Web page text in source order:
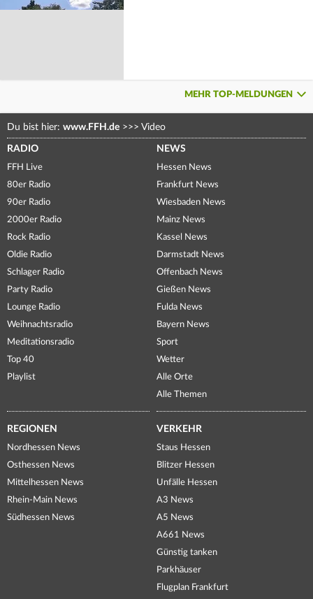
MEHR TOP-MELDUNGEN
Du bist hier: www.FFH.de >>> Video
RADIO
FFH Live
80er Radio
90er Radio
2000er Radio
Rock Radio
Oldie Radio
Schlager Radio
Party Radio
Lounge Radio
Weihnachtsradio
Meditationsradio
Top 40
Playlist
NEWS
Hessen News
Frankfurt News
Wiesbaden News
Mainz News
Kassel News
Darmstadt News
Offenbach News
Gießen News
Fulda News
Bayern News
Sport
Wetter
Alle Orte
Alle Themen
REGIONEN
Nordhessen News
Osthessen News
Mittelhessen News
Rhein-Main News
Südhessen News
VERKEHR
Staus Hessen
Blitzer Hessen
Unfälle Hessen
A3 News
A5 News
A661 News
Günstig tanken
Parkhäuser
Flugplan Frankfurt